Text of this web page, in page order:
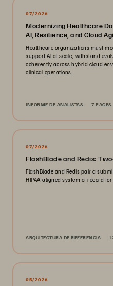
07/2026
Modernizing Healthcare
AI, Resilience, and Cloud
Healthcare organizations must
support AI at scale, withstand
coherently across hybrid cloud
clinical operations.
INFORME DE ANALISTAS 7 PAGES
07/2026
FlashBlade and Redis:
FlashBlade and Redis pair a
HIPAA-aligned system of record
ARQUITECTURA DE REFERENCIA
05/2026